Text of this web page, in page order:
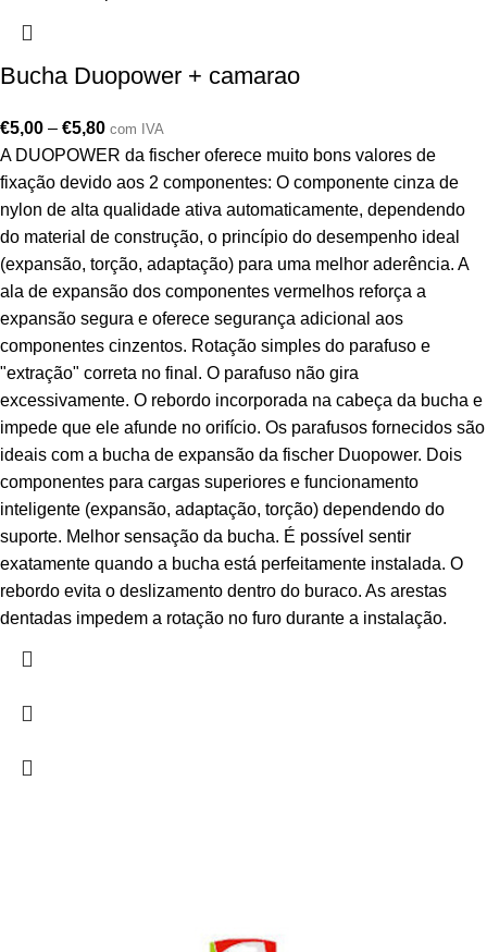
Bucha Duopower + camarao
€5,00 – €5,80 com IVA
A DUOPOWER da fischer oferece muito bons valores de
fixação devido aos 2 componentes: O componente cinza de
nylon de alta qualidade ativa automaticamente, dependendo
do material de construção, o princípio do desempenho ideal
(expansão, torção, adaptação) para uma melhor aderência. A
ala de expansão dos componentes vermelhos reforça a
expansão segura e oferece segurança adicional aos
componentes cinzentos. Rotação simples do parafuso e
"extração" correta no final. O parafuso não gira
excessivamente. O rebordo incorporada na cabeça da bucha e
impede que ele afunde no orifício. Os parafusos fornecidos são
ideais com a bucha de expansão da fischer Duopower. Dois
componentes para cargas superiores e funcionamento
inteligente (expansão, adaptação, torção) dependendo do
suporte. Melhor sensação da bucha. É possível sentir
exatamente quando a bucha está perfeitamente instalada. O
rebordo evita o deslizamento dentro do buraco. As arestas
dentadas impedem a rotação no furo durante a instalação.